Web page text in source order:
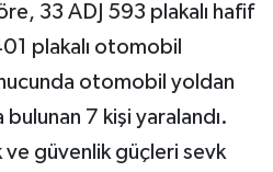
33 ADJ 593 plakalı hafif
plakalı otomobil
otomobil yoldan
bulunan 7 kişi yaralandı.
ve güvenlik güçleri sevk